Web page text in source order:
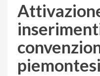
piemontesi